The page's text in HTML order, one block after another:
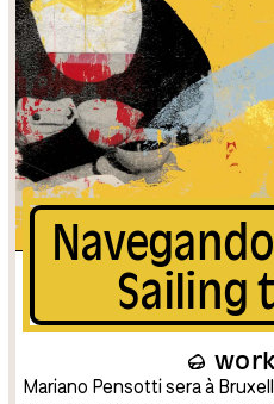
Sailing
Mariano Pensotti sera à